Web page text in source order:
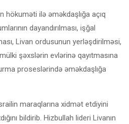
hökuməti ilə əməkdaşlığa açıq
dayandırılması, işğal
Livan ordusunun yerləşdirilməsi,
şəxslərin evlərinə qayıtmasına
proseslərində əməkdaşlığa
maraqlarına xidmət etdiyini
bildirib. Hizbullah lideri Livanın